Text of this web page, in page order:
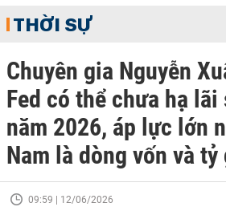
THỜI SỰ
Chuyên gia Nguyễn
Fed có thể chưa hạ
năm 2026, áp lực lớn
Nam là dòng vốn và tỷ
09:59 | 12/06/2026